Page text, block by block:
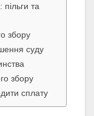
та
збору
суду
збору
сплату